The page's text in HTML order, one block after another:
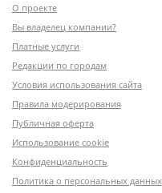
О проекте
Вы владелец компании?
Платные услуги
Редакции по городам
Условия использования сайта
Правила модерирования
Публичная оферта
Использование cookie
Конфиденциальность
Политика о персональных данных